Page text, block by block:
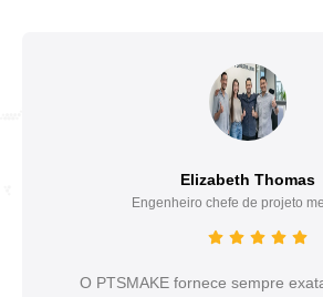
Elizabeth Thomas
Engenheiro chefe de projeto
O PTSMAKE fornece sempre